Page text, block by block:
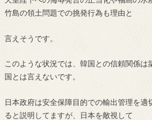
竹島の領土問題での挑発行為も理由と
言えそうです。
このような状況では、韓国との信頼関係は
国とは言えないです。
日本政府は安全保障目的での輸出管理を適
ると説明してますが、日本を敵視して